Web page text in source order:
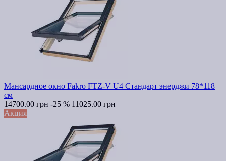
Мансардное окно Fakro FTZ-V U4 Стандарт энерджи 78*118
см
14700.00 грн -25 % 11025.00 грн
Акция